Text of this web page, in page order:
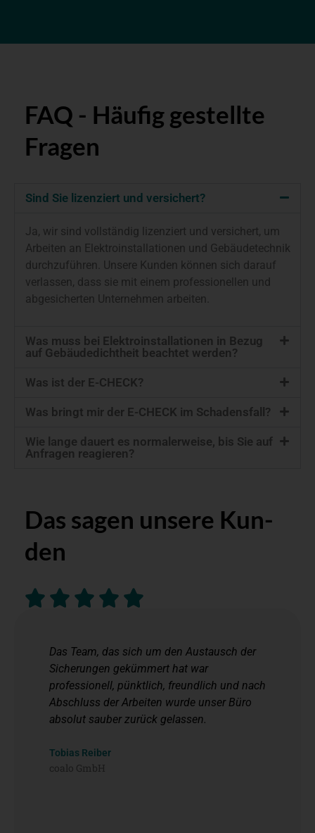
FAQ - Häufig gestel­lte
Fragen
Sind Sie lizenziert und versichert?
Ja, wir sind vollständig lizenziert und versichert, um
Arbeiten an Elektroinstallationen und Gebäudetechnik
durchzuführen. Unsere Kunden können sich darauf
verlassen, dass sie mit einem professionellen und
abgesicherten Unternehmen arbeiten.
Was muss bei Elektroinstallationen in Bezug
auf Gebäudedichtheit beachtet werden?
Was ist der E-CHECK?
Was bringt mir der E-CHECK im Schadensfall?
Wie lange dauert es normalerweise, bis Sie auf
Anfragen reagieren?
Das sagen unsere Kun­
den
Das Team, das sich um den Austausch der
Sicherungen gekümmert hat war
professionell, pünktlich, freundlich und nach
Abschluss der Arbeiten wurde unser Büro
absolut sauber zurück gelassen.
Tobias Reiber
coalo GmbH